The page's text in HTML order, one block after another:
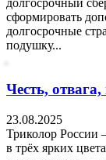
сформировать
долгосрочные
подушку...
Честь,
23.08.2025
Триколор России
в трёх ярких